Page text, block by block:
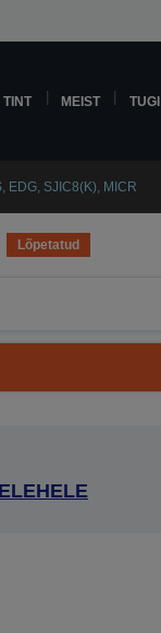
TINT MEIST TUGI
EDG, SJIC8(K), MICR
Lõpetatud